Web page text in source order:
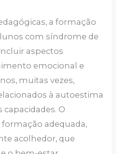
a formação
com síndrome de
aspectos
emocional e
muitas vezes,
à autoestima
capacidades. O
adequada,
acolhedor, que